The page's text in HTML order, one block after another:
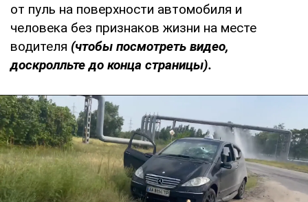
от пуль на поверхности автомобиля и
человека без признаков жизни на месте
водителя (чтобы посмотреть видео,
доскролльте до конца страницы).